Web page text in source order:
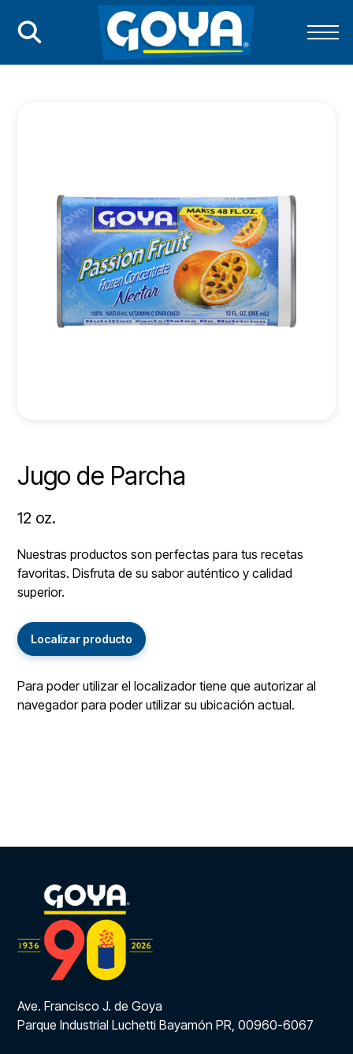
Jugo de Parcha
12 oz.
Nuestras productos son perfectas para tus recetas
favoritas. Disfruta de su sabor auténtico y calidad
superior.
Localizar producto
Para poder utilizar el localizador tiene que autorizar al
navegador para poder utilizar su ubicación actual.
Ave. Francisco J. de Goya
Parque Industrial Luchetti Bayamón PR, 00960-6067